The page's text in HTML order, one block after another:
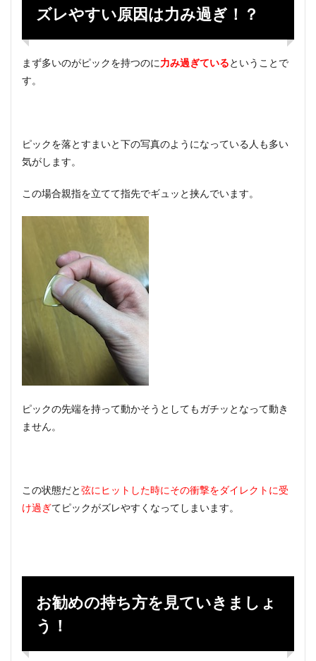
み過
ぎ！？
2
お勧
めの
持ち
ょ
う！
ピッ
弦に
る！
ズレやすい原因は力み過ぎ！？
まず多いのがピックを持つのに力み過ぎているということで
す。
ピックを落とすまいと下の写真のようになっている人も多い
気がします。
この場合親指を立てて指先でギュッと挟んでいます。
ピックの先端を持って動かそうとしてもガチッとなって動き
ません。
この状態だと弦にヒットした時にその衝撃をダイレクトに受
け過ぎてピックがズレやすくなってしまいます。
お勧めの持ち方を見ていきましょ
う！